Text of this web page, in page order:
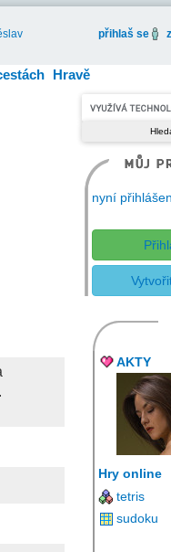
přihlaš se
Hravě
nyní
AKTY
Hry online
tetris
sudoku